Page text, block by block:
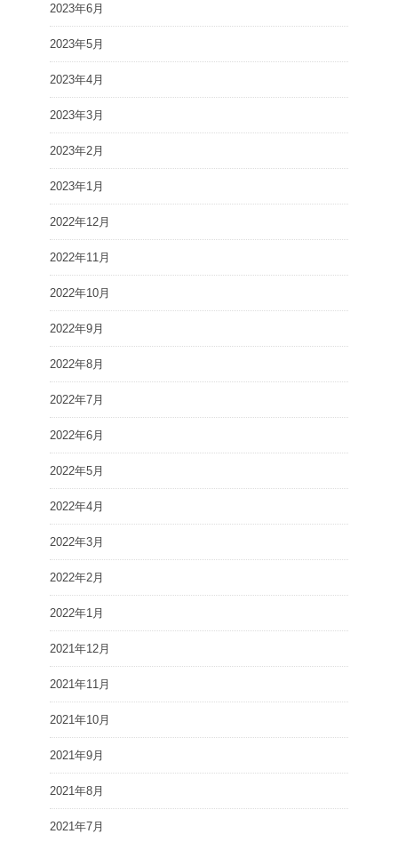
2023年6月
2023年5月
2023年4月
2023年3月
2023年2月
2023年1月
2022年12月
2022年11月
2022年10月
2022年9月
2022年8月
2022年7月
2022年6月
2022年5月
2022年4月
2022年3月
2022年2月
2022年1月
2021年12月
2021年11月
2021年10月
2021年9月
2021年8月
2021年7月